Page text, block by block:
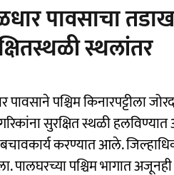
पावसाचा
स्थलांतर
पश्चिम किनारपट्टीला
सुरक्षित स्थळी
करण्यात आले.
पालघरच्या पश्चिम भागात